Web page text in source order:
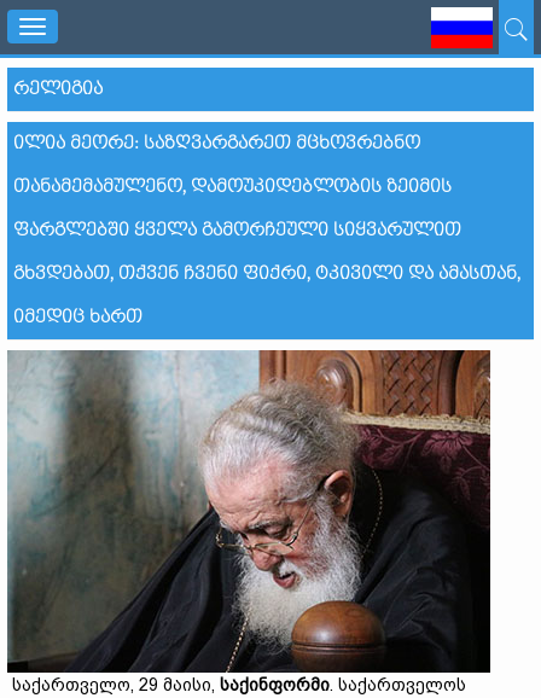
Toggle
navigation
ᲠᲔᲚᲘᲒᲘᲐ
ᲘᲚᲘᲐ ᲛᲔᲝᲠᲔ: ᲡᲐᲖᲦᲕᲐᲠᲒᲐᲠᲔᲗ ᲛᲪᲮᲝᲕᲠᲔᲑᲜᲝ
ᲗᲐᲜᲐᲛᲔᲛᲐᲛᲣᲚᲔᲜᲝ, ᲓᲐᲛᲝᲣᲙᲘᲓᲔᲑᲚᲝᲑᲘᲡ ᲖᲔᲘᲛᲘᲡ
ᲤᲐᲠᲒᲚᲔᲑᲨᲘ ᲧᲕᲔᲚᲐ ᲒᲐᲛᲝᲠᲩᲔᲣᲚᲘ ᲡᲘᲧᲕᲐᲠᲣᲚᲘᲗ
ᲒᲮᲕᲓᲔᲑᲐᲗ, ᲗᲥᲕᲔᲜ ᲩᲕᲔᲜᲘ ᲤᲘᲥᲠᲘ, ᲢᲙᲘᲕᲘᲚᲘ ᲓᲐ ᲐᲛᲐᲡᲗᲐᲜ,
ᲘᲛᲔᲓᲘᲪ ᲮᲐᲠᲗ
საქართველო, 29 მაისი, საქინფორმი. საქართველოს